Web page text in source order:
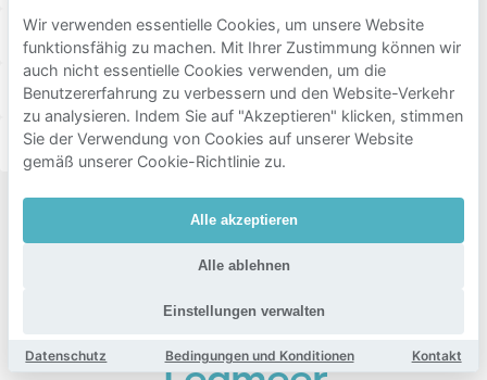
Keizer karelpark Waardhuizen Oude dorp
Groenelaan Stadshart Elsrijk
Patrimonium Bankras Kostverloren
Beliebte
Ziele in
Nähe
von
Wir verwenden essentielle Cookies, um unsere Website
funktionsfähig zu machen. Mit Ihrer Zustimmung können wir
auch nicht essentielle Cookies verwenden, um die
Benutzererfahrung zu verbessern und den Website-Verkehr
zu analysieren. Indem Sie auf "Akzeptieren" klicken, stimmen
Sie der Verwendung von Cookies auf unserer Website
gemäß unserer Cookie-Richtlinie zu.
Alle akzeptieren
Alle ablehnen
Einstellungen verwalten
Datenschutz Bedingungen und Konditionen Kontakt